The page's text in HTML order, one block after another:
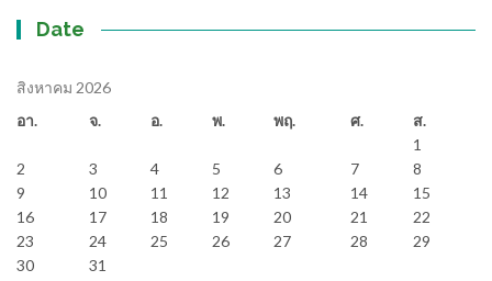
Date
สิงหาคม 2026
อา.
จ. อ. พ. พฤ. ศ.
ส.
1
2
3 4 5 6 7
8
9
10 11 12 13 14
15
16
17 18 19 20 21
22
23
24 25 26 27 28
29
30
31